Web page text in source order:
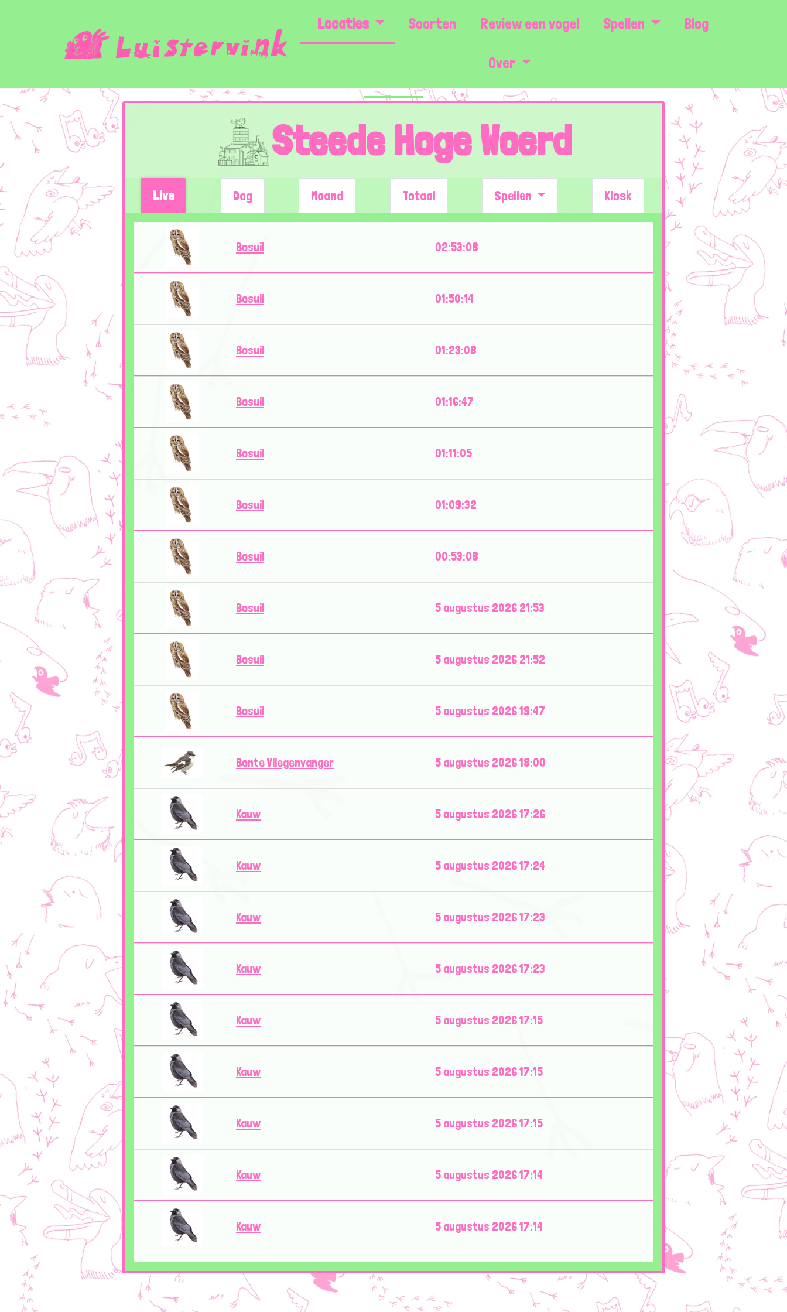
Locaties Soorten Review een vogel Spellen Blog
Over
Steede Hoge Woerd
Live Dag Maand Totaal Spellen Kiosk
Bosuil 02:53:08
Bosuil 01:50:14
Bosuil 01:23:08
Bosuil 01:16:47
Bosuil 01:11:05
Bosuil 01:09:32
Bosuil 00:53:08
Bosuil 5 augustus 2026 21:53
Bosuil 5 augustus 2026 21:52
Bosuil 5 augustus 2026 19:47
Bonte Vliegenvanger 5 augustus 2026 18:00
Kauw 5 augustus 2026 17:26
Kauw 5 augustus 2026 17:24
Kauw 5 augustus 2026 17:23
Kauw 5 augustus 2026 17:23
Kauw 5 augustus 2026 17:15
Kauw 5 augustus 2026 17:15
Kauw 5 augustus 2026 17:15
Kauw 5 augustus 2026 17:14
Kauw 5 augustus 2026 17:14